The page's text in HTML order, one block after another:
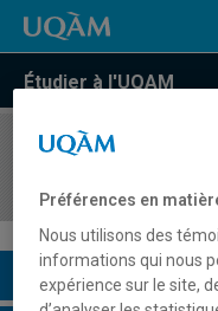
Étudier à l'UQAM
COURS//
Description du cours
Préférences en
Nous utilisons des
informations qui nous
expérience sur le site,